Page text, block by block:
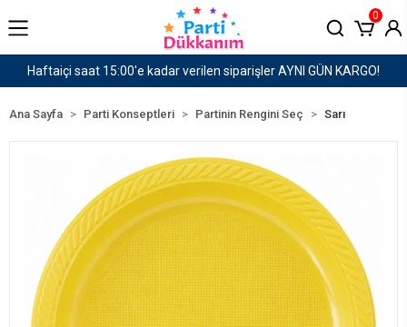
1500 TL ve Üzeri Kargo Ücretsiz!
0
Ana Sayfa Parti Konseptleri Partinin Rengini Seç Sarı